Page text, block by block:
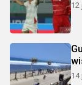
12
14